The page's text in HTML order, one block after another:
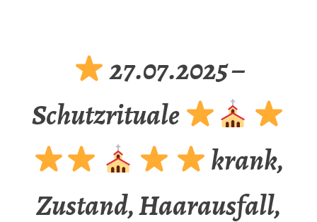
27.07.2025 –
Schutzrituale
krank,
Zustand, Haarausfall,